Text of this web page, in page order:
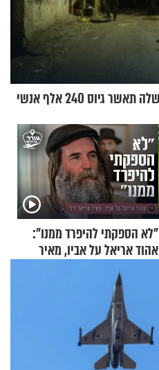
על רקע החשש מהסלמה: הממשלה תאשר גיוס 240 אלף אנשי
"לא הספקתי להיפרד ממנו":
אהוד אריאל על אביו, מאיר
אריאל ז"ל